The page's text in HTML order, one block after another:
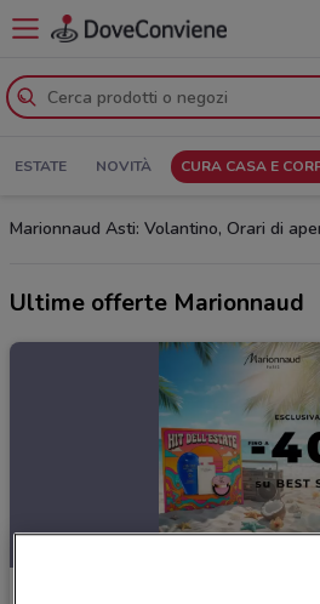
ESTATE NOVITÀ CURA CASA E
Marionnaud Asti: Volantino, Orari di
Ultime offerte Marionnaud